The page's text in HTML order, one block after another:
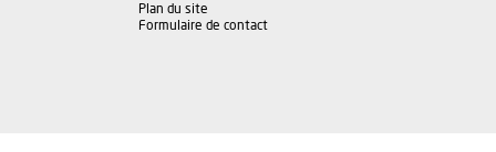
Plan du site
Formulaire de contact